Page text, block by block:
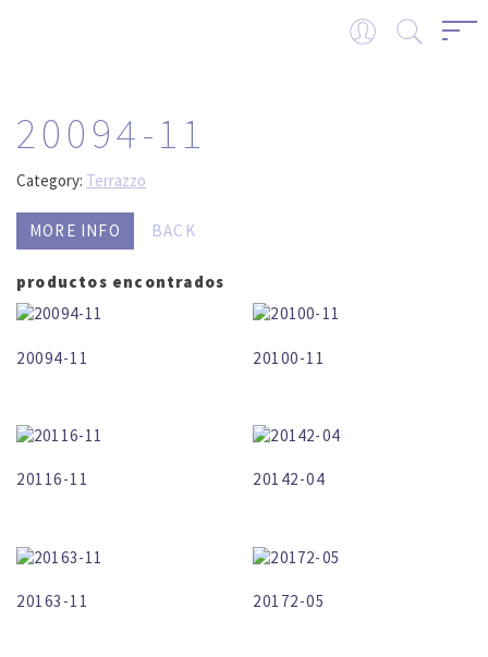
20094-11
Category: Terrazzo
MORE INFO BACK
productos encontrados
20094-11 20100-11
20116-11 20142-04
20163-11 20172-05